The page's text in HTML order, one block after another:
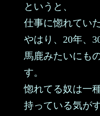
というと、
仕事に惚れてい
やはり、20年、
馬鹿みたいにも
す。
惚れてる奴は一
持っている気がす